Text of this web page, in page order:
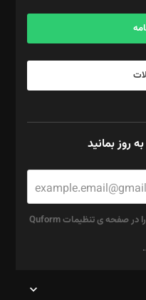
روز بمانید
برای استفاده از ریکپچا بایستی کلید API را در صفحه ی تنظیمات Quform